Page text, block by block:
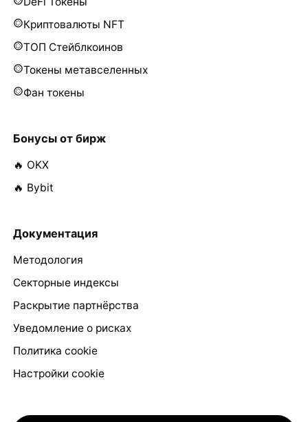
Криптовалюты NFT
ТОП Стейблкоинов
Токены метавселенных
Фан токены
Бонусы от бирж
🔥 OKX
🔥 Bybit
Документация
Методология
Секторные индексы
Раскрытие партнёрства
Уведомление о рисках
Политика cookie
Настройки cookie